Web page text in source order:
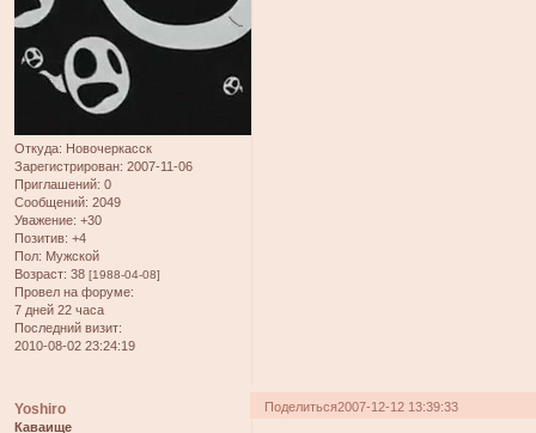
Откуда: Новочеркасск
Зарегистрирован: 2007-11-06
Приглашений: 0
Сообщений: 2049
Уважение: +30
Позитив: +4
Пол: Мужской
Возраст: 38 [1988-04-08]
Провел на форуме:
7 дней 22 часа
Последний визит:
2010-08-02 23:24:19
Поделиться2007-12-12 13:39:33
Yoshiro
Каваище